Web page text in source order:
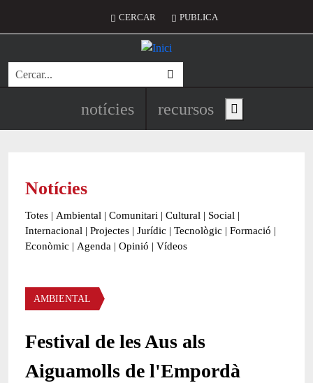
Menú del compte d'usuari
CERCAR PUBLICA
Cerca
Navegació principal de
notícies recursos Show main menu
Notícies
Totes | Ambiental | Comunitari | Cultural | Social |
Internacional | Projectes | Jurídic | Tecnològic | Formació |
Econòmic | Agenda | Opinió | Vídeos
Àmbit de la notícia
AMBIENTAL
Festival de les Aus als
Aiguamolls de l'Empordà